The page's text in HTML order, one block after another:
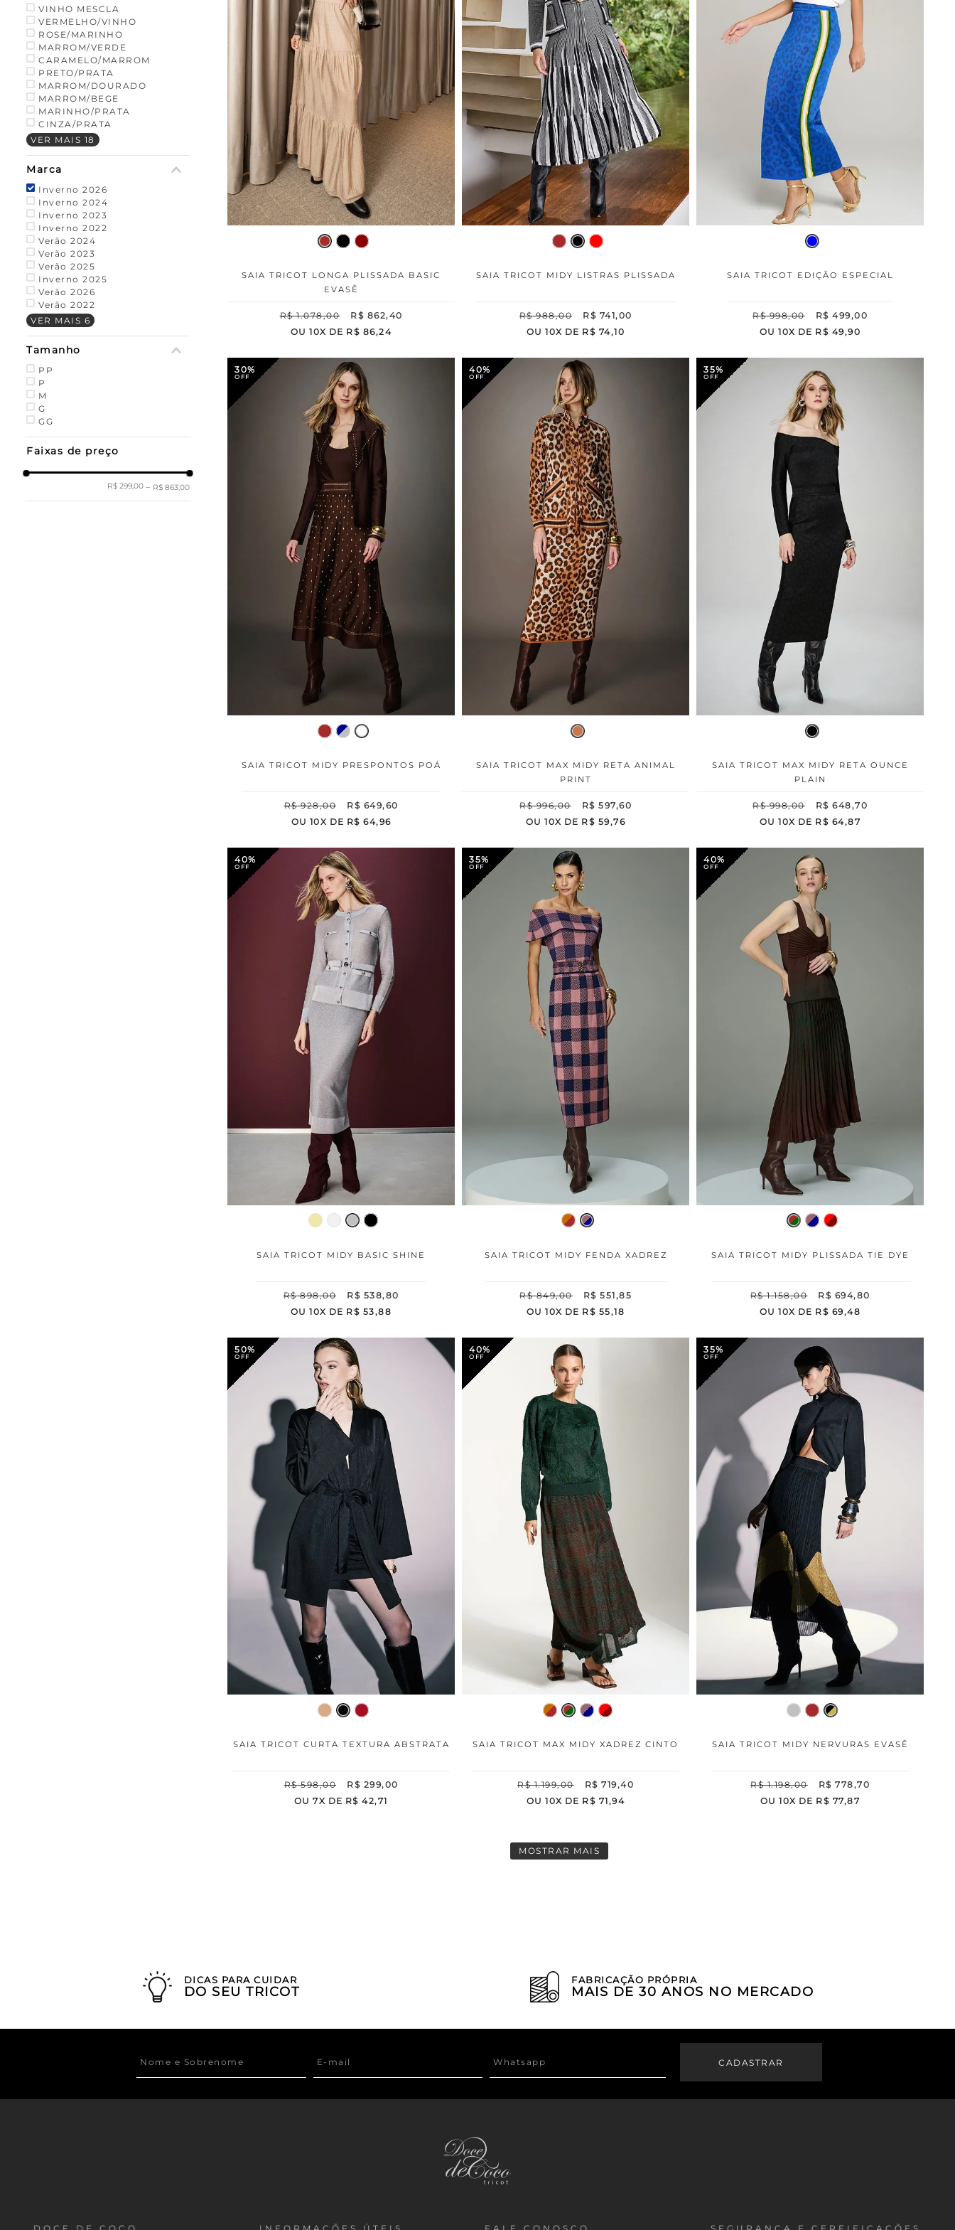
VINHO MESCLA
VERMELHO/VINHO
ROSE/MARINHO
MARROM/VERDE
CARAMELO/MARROM
PRETO/PRATA
MARROM/DOURADO
MARROM/BEGE
MARINHO/PRATA
CINZA/PRATA
VER MAIS 18
Marca
Inverno 2026
Inverno 2024
Inverno 2023
Inverno 2022
Verão 2024
Verão 2023
Verão 2025
Inverno 2025
Verão 2026
Verão 2022
VER MAIS 6
Tamanho
PP
P
M
G
GG
Faixas de preço
R$ 299,00 – R$ 863,00
SAIA TRICOT LONGA PLISSADA BASIC
EVASÊ
R$ 1.078,00 R$ 862,40
OU10X DE R$ 86,24
SAIA TRICOT MIDY LISTRAS PLISSADA
R$ 988,00 R$ 741,00
OU10X DE R$ 74,10
SAIA TRICOT EDIÇÃO ESPECIAL
R$ 998,00 R$ 499,00
OU10X DE R$ 49,90
30%
SAIA TRICOT MIDY PRESPONTOS POÁ
R$ 928,00 R$ 649,60
OU 10X DE R$ 64,96
40%
SAIA TRICOT MAX MIDY RETA ANIMAL
PRINT
R$ 996,00 R$ 597,60
OU10X DE R$ 59,76
35%
SAIA TRICOT MAX MIDY RETA OUNCE
PLAIN
R$ 998,00 R$ 648,70
OU10X DE R$ 64,87
40%
SAIA TRICOT MIDY BASIC SHINE
R$ 898,00 R$ 538,80
OU10X DE R$ 53,88
35%
SAIA TRICOT MIDY FENDA XADREZ
R$ 849,00 R$ 551,85
OU10X DE R$ 55,18
40%
SAIA TRICOT MIDY PLISSADA TIE DYE
R$ 1.158,00 R$ 694,80
OU10X DE R$ 69,48
50%
SAIA TRICOT CURTA TEXTURA ABSTRATA
R$ 598,00 R$ 299,00
OU7X DE R$ 42,71
40%
SAIA TRICOT MAX MIDY XADREZ CINTO
R$ 1.199,00 R$ 719,40
OU10X DE R$ 71,94
35%
SAIA TRICOT MIDY NERVURAS EVASÊ
R$ 1.198,00 R$ 778,70
OU10X DE R$ 77,87
MOSTRAR MAIS
DICAS PARA CUIDAR
DO SEU TRICOT
FABRICAÇÃO PRÓPRIA
MAIS DE 30 ANOS NO MERCADO